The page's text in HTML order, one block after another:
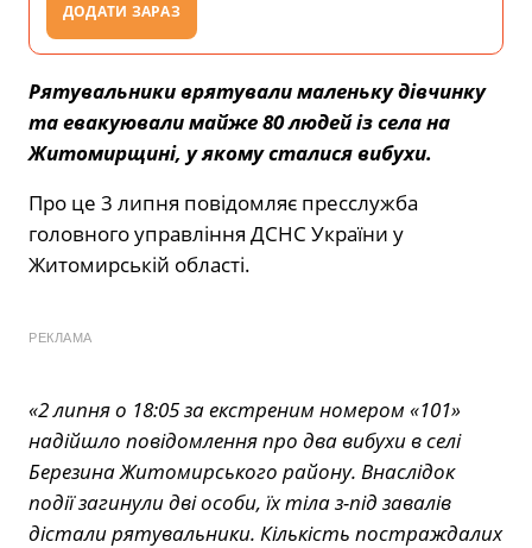
ДОДАТИ ЗАРАЗ
Рятувальники врятували маленьку дівчинку
та евакуювали майже 80 людей із села на
Житомирщині, у якому сталися вибухи.
Про це 3 липня повідомляє пресслужба
головного управління ДСНС України у
Житомирській області.
РЕКЛАМА
«2 липня о 18:05 за екстреним номером «101»
надійшло повідомлення про два вибухи в селі
Березина Житомирського району. Внаслідок
події загинули дві особи, їх тіла з-під завалів
дістали рятувальники. Кількість постраждалих